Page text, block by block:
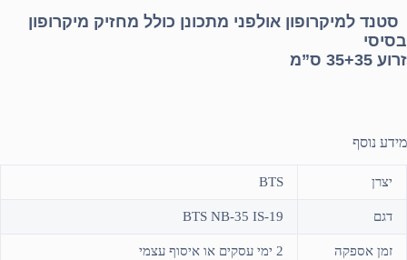
סטנד למיקרופון אולפני מתכונן כולל מחזיק מיקרופון
בסיסי
זרוע 35+35 ס”מ
מידע נוסף
יצרן BTS
דגם BTS NB-35 IS-19
זמן אספקה 2 ימי עסקים או איסוף עצמי